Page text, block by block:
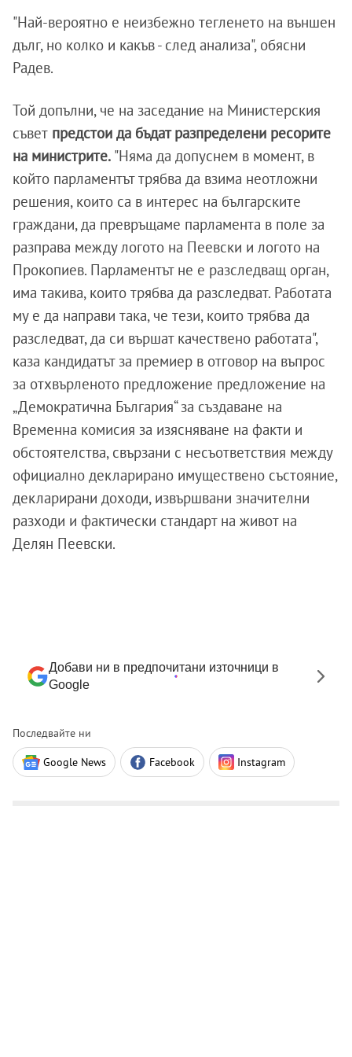
"Най-вероятно е неизбежно тегленето на външен
дълг, но колко и какъв - след анализа", обясни
Радев.
Той допълни, че на заседание на Министерския
съвет предстои да бъдат разпределени ресорите
на министрите. "Няма да допуснем в момент, в
който парламентът трябва да взима неотложни
решения, които са в интерес на българските
граждани, да превръщаме парламента в поле за
разправа между логото на Пеевски и логото на
Прокопиев. Парламентът не е разследващ орган,
има такива, които трябва да разследват. Работата
му е да направи така, че тези, които трябва да
разследват, да си вършат качествено работата",
каза кандидатът за премиер в отговор на въпрос
за отхвърленото предложение предложение на
„Демократична България“ за създаване на
Временна комисия за изясняване на факти и
обстоятелства, свързани с несъответствия между
официално декларирано имуществено състояние,
декларирани доходи, извършвани значителни
разходи и фактически стандарт на живот на
Делян Пеевски.
Добави ни в предпочитани източници в
Google
Последвайте ни
Google News Facebook Instagram